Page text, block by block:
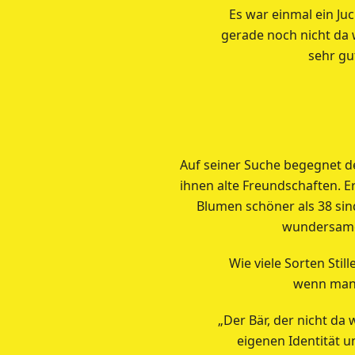
Es war einmal ein
gerade noch nicht da
sehr
Auf seiner Suche begegnet
ihnen alte Freundschaften.
Blumen schöner als 38
Wie viele Sorten
wenn
„Der Bär, der nicht
eigenen Identität